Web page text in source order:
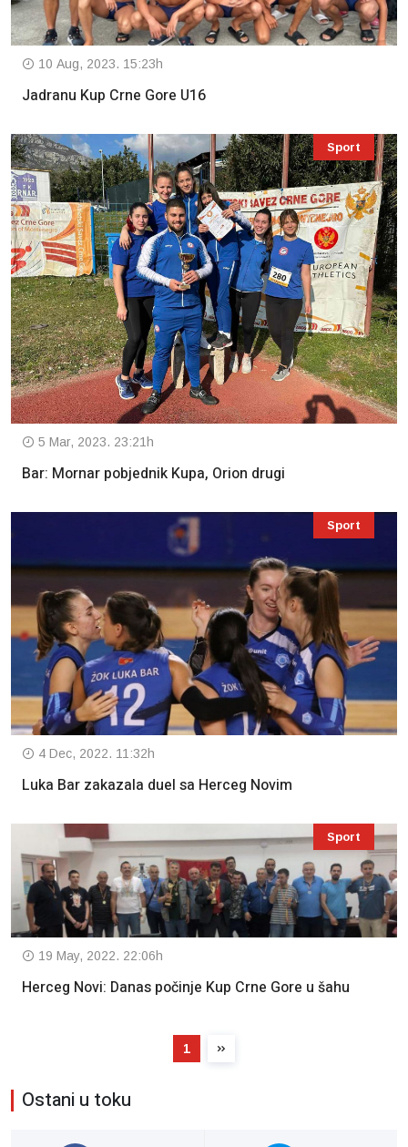
10 Aug, 2023. 15:23h
Jadranu Kup Crne Gore U16
Sport
5 Mar, 2023. 23:21h
Bar: Mornar pobjednik Kupa, Orion drugi
Sport
4 Dec, 2022. 11:32h
Luka Bar zakazala duel sa Herceg Novim
Sport
19 May, 2022. 22:06h
Herceg Novi: Danas počinje Kup Crne Gore u šahu
1
Ostani u toku